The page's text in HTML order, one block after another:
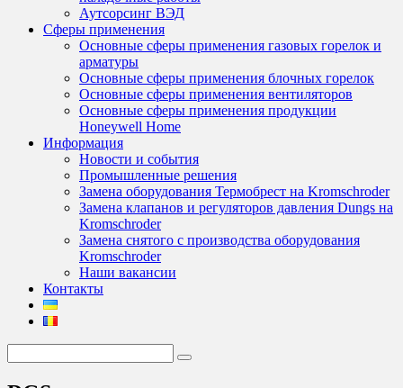
Аутсорсинг ВЭД
Сферы применения
Основные сферы применения газовых горелок и
арматуры
Основные сферы применения блочных горелок
Основные сферы применения вентиляторов
Основные сферы применения продукции
Honeywell Home
Информация
Новости и события
Промышленные решения
Замена оборудования Термобрест на Kromschroder
Замена клапанов и регуляторов давления Dungs на
Kromschroder
Замена снятого с производства оборудования
Kromschroder
Наши вакансии
Контакты